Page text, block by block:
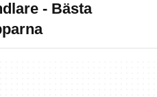
- Bästa